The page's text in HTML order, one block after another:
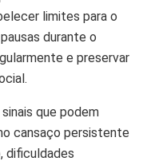
limites para o
durante o
e preservar
que podem
cansaço persistente
dificuldades